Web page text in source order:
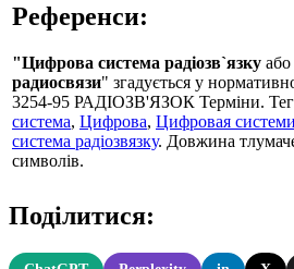
Референси:
"Цифрова система радіозв`язку або
радиосвязи" згадується у
3254-95 РАДIОЗВ'ЯЗОК Терміни.
система, Цифрова, Цифровая
система радіозвязку. Довжина
символів.
Поділитися: